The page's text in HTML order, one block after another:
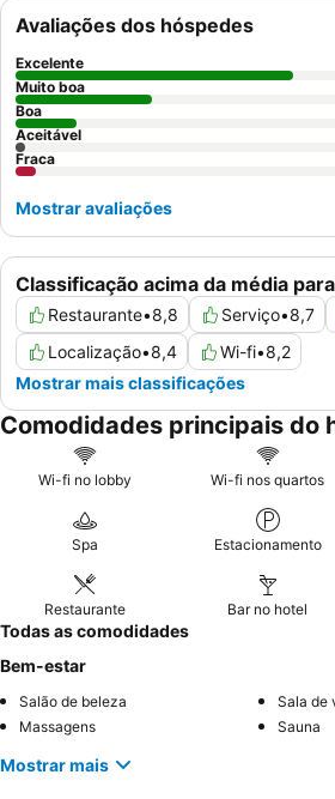
pequeno-almoço
e os autênticos
italianos no local. Para uma experiência
relaxante, considere reservar um quarto
grandepara descontrair após um dia de
Classificação acima da média
Restaurante•8,8 Serviço•8,7
Localização•8,4 Wi-fi•8,2
Mostrar mais classificações
Avaliações dos hóspedes
Excelente
Muito boa
Boa
Aceitável
Fraca
Mostrar avaliações
Comodidades principais do
Wi-fi no lobby Wi-fi nos quartos
Spa Estacionamento
Restaurante Bar no hotel
Todas as comodidades
Bem-estar
Salão de beleza
Sala de
Massagens
Sauna
Mostrar mais